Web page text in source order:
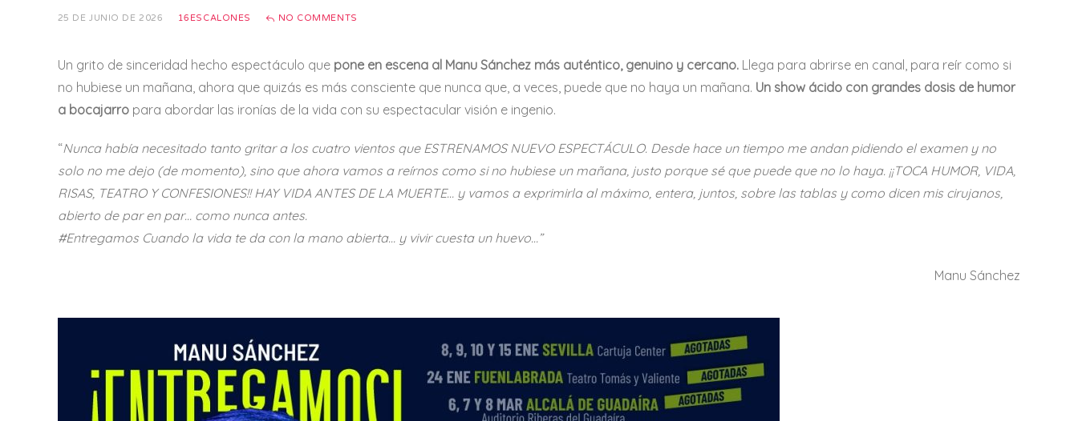
25 DE JUNIO DE 2026 16ESCALONES NO COMMENTS
Un grito de sinceridad hecho espectáculo que pone en escena al Manu Sánchez más auténtico, genuino y cercano.Llega para abrirse en canal, para reír como si
no hubiese un mañana, ahora que quizás es más consciente que nunca que, a veces, puede que no haya un mañana. Un show ácido con grandes dosis de humor
a bocajarropara abordar las ironías de la vida con su espectacular visión e ingenio.
“Nunca había necesitado tanto gritar a los cuatro vientos que ESTRENAMOS NUEVO ESPECTÁCULO. Desde hace un tiempo me andan pidiendo el examen y no
solo no me dejo (de momento), sino que ahora vamos a reírnos como si no hubiese un mañana, justo porque sé que puede que no lo haya. ¡¡TOCA HUMOR, VIDA,
RISAS, TEATRO Y CONFESIONES!! HAY VIDA ANTES DE LA MUERTE… y vamos a exprimirla al máximo, entera, juntos, sobre las tablas y como dicen mis cirujanos,
abierto de par en par… como nunca antes.
#Entregamos Cuando la vida te da con la mano abierta… y vivir cuesta un huevo…”
Manu Sánchez